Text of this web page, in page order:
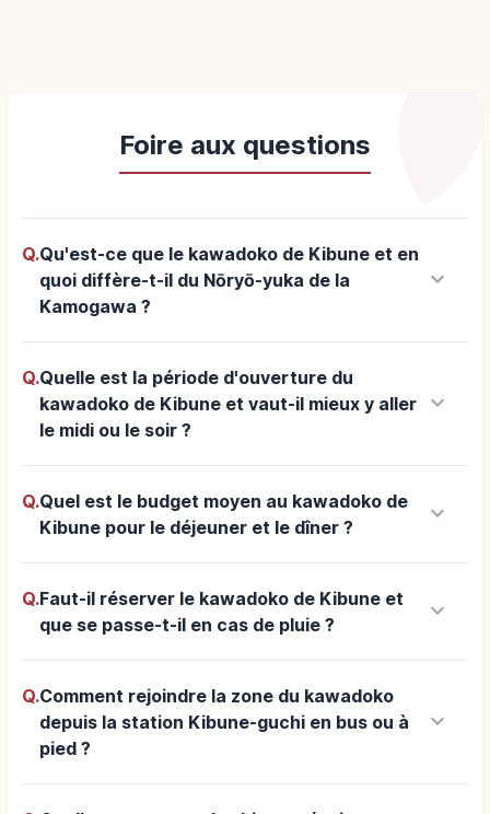
Foire aux questions
Q.Qu'est-ce que le kawadoko de Kibune et en
quoi diffère-t-il du Nōryō-yuka de la
Kamogawa ?
keyboard_arrow_down
Q.Quelle est la période d'ouverture du
kawadoko de Kibune et vaut-il mieux y aller
le midi ou le soir ?
keyboard_arrow_down
Q.Quel est le budget moyen au kawadoko de
Kibune pour le déjeuner et le dîner ?
keyboard_arrow_down
Q.Faut-il réserver le kawadoko de Kibune et
que se passe-t-il en cas de pluie ?
keyboard_arrow_down
Q.Comment rejoindre la zone du kawadoko
depuis la station Kibune-guchi en bus ou à
pied ?
keyboard_arrow_down